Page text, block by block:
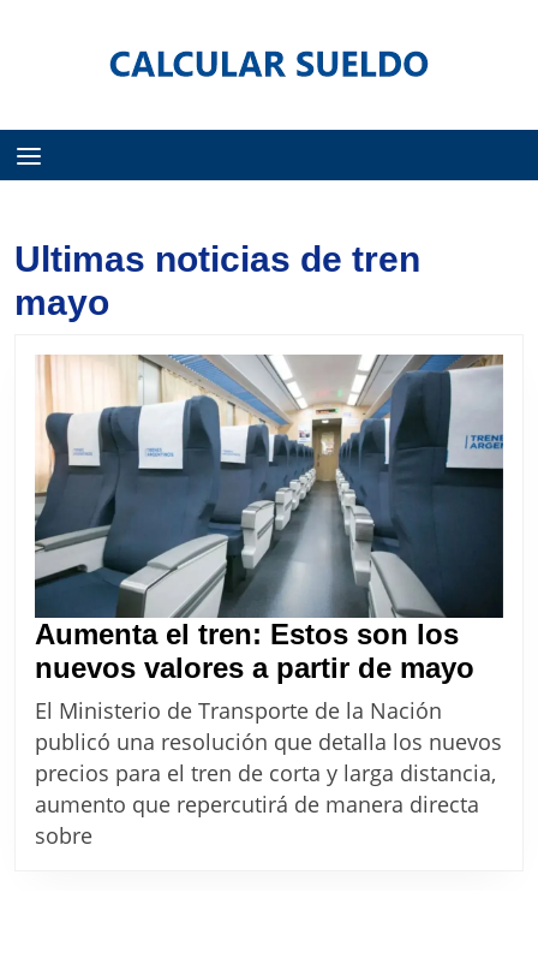
Ultimas noticias de tren
mayo
Aumenta el tren: Estos son los
nuevos valores a partir de mayo
tren:
son
El Ministerio de Transporte de la Nación
publicó una resolución que detalla los nuevos
precios para el tren de corta y larga distancia,
aumento que repercutirá de manera directa
sobre